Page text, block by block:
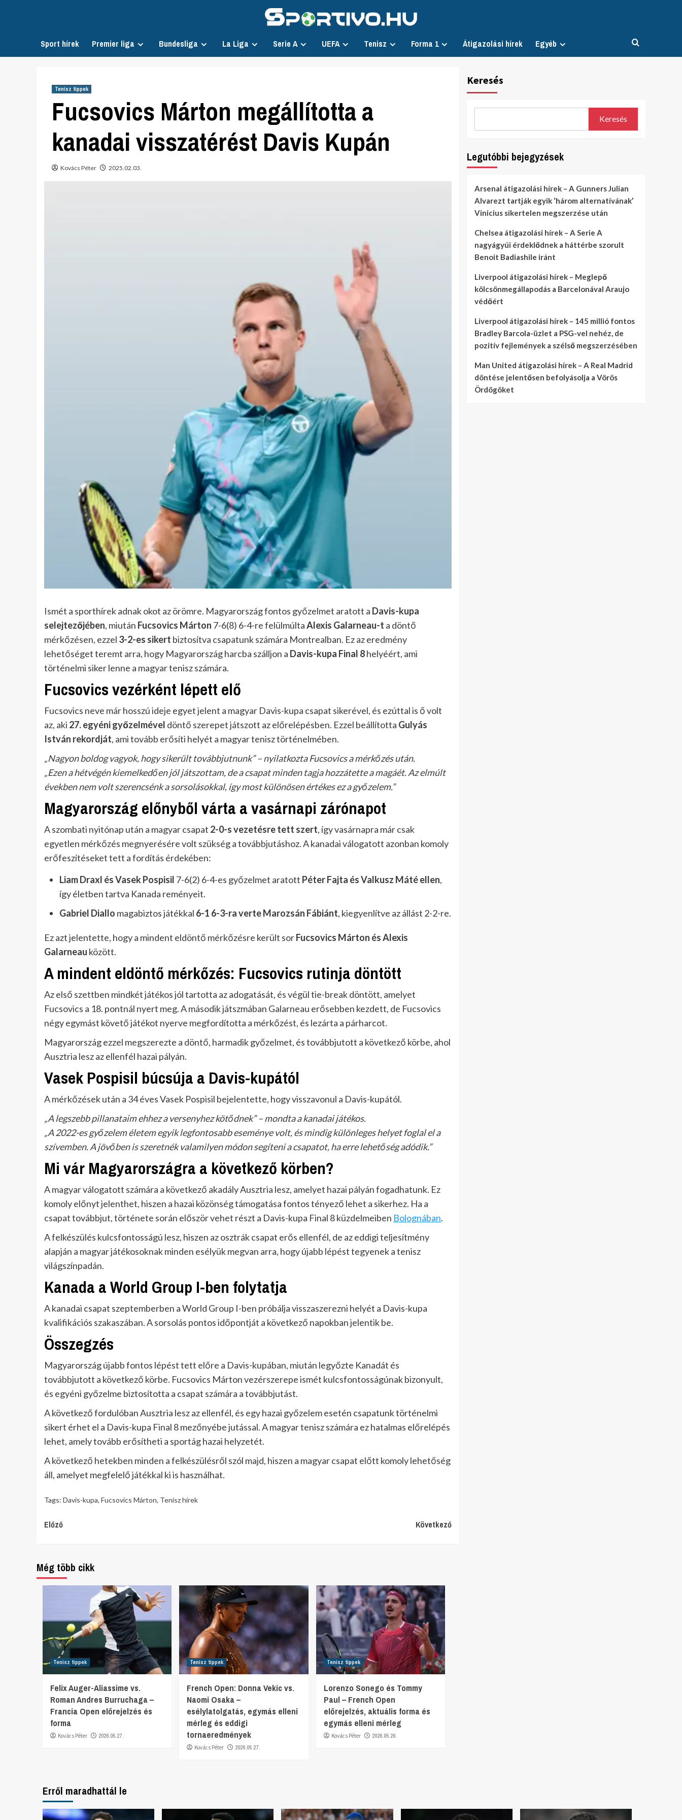
Sport hírek Premier liga Bundesliga La Liga Serie A UEFA Tenisz Forma 1 Átigazolási hírek Egyéb
Tenisz tippek
Fucsovics Márton megállította a
kanadai visszatérést Davis Kupán
Kovács Péter 2025.02.03.
Ismét a sporthírek adnak okot az örömre. Magyarország fontos győzelmet aratott a Davis-kupa
selejtezőjében, miután Fucsovics Márton 7-6(8) 6-4-re felülmúltaAlexis Galarneau-t a döntő
mérkőzésen, ezzel 3-2-es sikert biztosítva csapatunk számára Montrealban. Ez az eredmény
lehetőséget teremt arra, hogy Magyarország harcba szálljon a Davis-kupa Final 8helyéért, ami
történelmi siker lenne a magyar tenisz számára.
Fucsovics vezérként lépett elő
Fucsovics neve már hosszú ideje egyet jelent a magyar Davis-kupa csapat sikerével, és ezúttal is ő volt
az, aki 27. egyéni győzelmével döntő szerepet játszott az előrelépésben. Ezzel beállította Gulyás
István rekordját, ami tovább erősíti helyét a magyar tenisz történelmében.
„Nagyon boldog vagyok, hogy sikerült továbbjutnunk” – nyilatkozta Fucsovics a mérkőzés után.
„Ezen a hétvégén kiemelkedően jól játszottam, de a csapat minden tagja hozzátette a magáét. Az elmúlt
években nem volt szerencsénk a sorsolásokkal, így most különösen értékes ez a győzelem.”
Magyarország előnyből várta a vasárnapi zárónapot
A szombati nyitónap után a magyar csapat 2-0-s vezetésre tett szert, így vasárnapra már csak
egyetlen mérkőzés megnyerésére volt szükség a továbbjutáshoz. A kanadai válogatott azonban komoly
erőfeszítéseket tett a fordítás érdekében:
Liam Draxl és Vasek Pospisil 7-6(2) 6-4-es győzelmet aratott Péter Fajta és Valkusz Máté ellen,
így életben tartva Kanada reményeit.
Gabriel Diallo magabiztos játékkal 6-1 6-3-ra verte Marozsán Fábiánt, kiegyenlítve az állást 2-2-re.
Ez azt jelentette, hogy a mindent eldöntő mérkőzésre került sorFucsovics Márton és Alexis
Galarneau között.
A mindent eldöntő mérkőzés: Fucsovics rutinja döntött
Az első szettben mindkét játékos jól tartotta az adogatását, és végül tie-break döntött, amelyet
Fucsovics a 18. pontnál nyert meg. A második játszmában Galarneau erősebben kezdett, de Fucsovics
négy egymást követő játékot nyerve megfordította a mérkőzést, és lezárta a párharcot.
Magyarország ezzel megszerezte a döntő, harmadik győzelmet, és továbbjutott a következő körbe, ahol
Ausztria lesz az ellenfél hazai pályán.
Vasek Pospisil búcsúja a Davis-kupától
A mérkőzések után a 34 éves Vasek Pospisil bejelentette, hogy visszavonul a Davis-kupától.
„A legszebb pillanataim ehhez a versenyhez kötődnek” – mondta a kanadai játékos.
„A 2022-es győzelem életem egyik legfontosabb eseménye volt, és mindig különleges helyet foglal el a
szívemben. A jövőben is szeretnék valamilyen módon segíteni a csapatot, ha erre lehetőség adódik.”
Mi vár Magyarországra a következő körben?
A magyar válogatott számára a következő akadály Ausztria lesz, amelyet hazai pályán fogadhatunk. Ez
komoly előnyt jelenthet, hiszen a hazai közönség támogatása fontos tényező lehet a sikerhez. Ha a
csapat továbbjut, története során először vehet részt a Davis-kupa Final 8 küzdelmeiben Bolognában.
A felkészülés kulcsfontosságú lesz, hiszen az osztrák csapat erős ellenfél, de az eddigi teljesítmény
alapján a magyar játékosoknak minden esélyük megvan arra, hogy újabb lépést tegyenek a tenisz
világszínpadán.
Kanada a World Group I-ben folytatja
A kanadai csapat szeptemberben a World Group I-ben próbálja visszaszerezni helyét a Davis-kupa
kvalifikációs szakaszában. A sorsolás pontos időpontját a következő napokban jelentik be.
Összegzés
Magyarország újabb fontos lépést tett előre a Davis-kupában, miután legyőzte Kanadát és
továbbjutott a következő körbe. Fucsovics Márton vezérszerepe ismét kulcsfontosságúnak bizonyult,
és egyéni győzelme biztosította a csapat számára a továbbjutást.
A következő fordulóban Ausztria lesz az ellenfél, és egy hazai győzelem esetén csapatunk történelmi
sikert érhet el a Davis-kupa Final 8 mezőnyébe jutással. A magyar tenisz számára ez hatalmas előrelépés
lehet, amely tovább erősítheti a sportág hazai helyzetét.
A következő hetekben minden a felkészülésről szól majd, hiszen a magyar csapat előtt komoly lehetőség
áll, amelyet megfelelő játékkal ki is használhat.
Tags: Davis-kupa, Fucsovics Márton, Tenisz hírek
Continue
Előző Következő
Még több cikk
Tenisz tippek
Felix Auger-Aliassime vs.
Roman Andres Burruchaga –
Francia Open előrejelzés és
forma
Kovács Péter 2026.05.27.
Tenisz tippek
French Open: Donna Vekic vs.
Naomi Osaka –
esélylatolgatás, egymás elleni
mérleg és eddigi
tornaeredmények
Kovács Péter 2026.05.27.
Tenisz tippek
Lorenzo Sonego és Tommy
Paul – French Open
előrejelzés, aktuális forma és
egymás elleni mérleg
Kovács Péter 2026.05.26.
Keresés
Keresés
Legutóbbi bejegyzések
Arsenal átigazolási hírek – A Gunners Julian
Alvarezt tartják egyik ‘három alternatívának’
Vinicius sikertelen megszerzése után
Chelsea átigazolási hírek – A Serie A
nagyágyúi érdeklődnek a háttérbe szorult
Benoit Badiashile iránt
Liverpool átigazolási hírek – Meglepő
kölcsönmegállapodás a Barcelonával Araujo
védőért
Liverpool átigazolási hírek – 145 millió fontos
Bradley Barcola-üzlet a PSG-vel nehéz, de
pozitív fejlemények a szélső megszerzésében
Man United átigazolási hírek – A Real Madrid
döntése jelentősen befolyásolja a Vörös
Ördögöket
Erről maradhattál le